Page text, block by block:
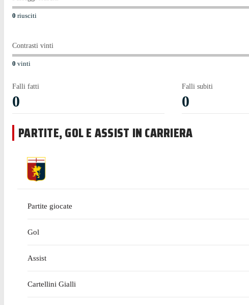
0 riusciti
Contrasti vinti
0 vinti
Falli fatti
0
Falli subiti
0
PARTITE, GOL E ASSIST IN CARRIERA
Partite giocate
Gol
Assist
Cartellini Gialli